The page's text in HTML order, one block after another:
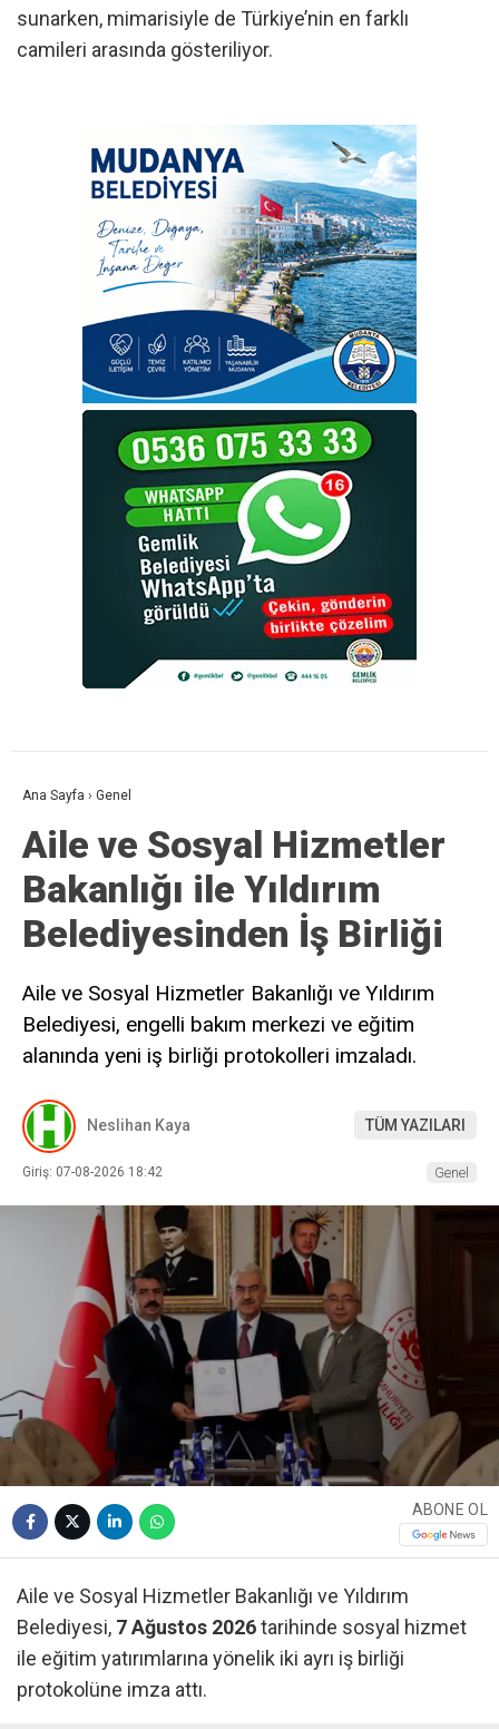
sunarken, mimarisiyle de Türkiye’nin en farklı
camileri arasında gösteriliyor.
Ana Sayfa › Genel
Aile ve Sosyal Hizmetler
Bakanlığı ile Yıldırım
Belediyesinden İş Birliği
Aile ve Sosyal Hizmetler Bakanlığı ve Yıldırım
Belediyesi, engelli bakım merkezi ve eğitim
alanında yeni iş birliği protokolleri imzaladı.
Neslihan Kaya TÜM YAZILARI
Giriş: 07-08-2026 18:42 Genel
ABONE OL
Aile ve Sosyal Hizmetler Bakanlığı ve Yıldırım
Belediyesi, 7 Ağustos 2026tarihinde sosyal hizmet
ile eğitim yatırımlarına yönelik iki ayrı iş birliği
protokolüne imza attı.